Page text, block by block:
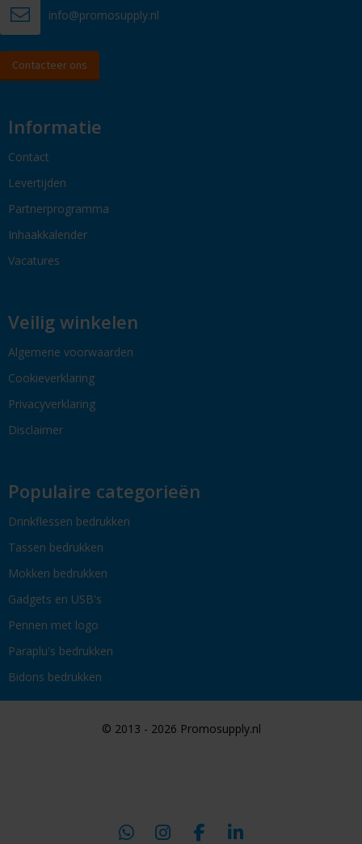
info@promosupply.nl
Contacteer ons
Informatie
Contact
Levertijden
Partnerprogramma
Inhaakkalender
Vacatures
Veilig winkelen
Algemene voorwaarden
Cookieverklaring
Privacyverklaring
Disclaimer
Populaire categorieën
Drinkflessen bedrukken
Tassen bedrukken
Mokken bedrukken
Gadgets en USB's
Pennen met logo
Paraplu's bedrukken
Bidons bedrukken
© 2013 - 2026 Promosupply.nl